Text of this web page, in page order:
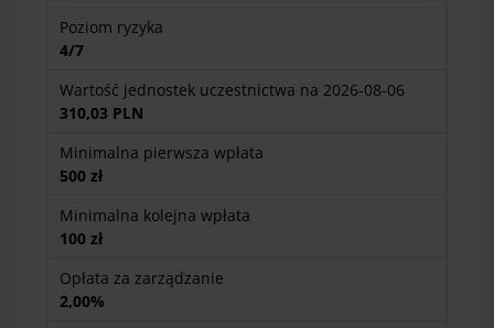
Poziom ryzyka
4/7
Wartość jednostek uczestnictwa na 2026-08-06
310,03 PLN
Minimalna pierwsza wpłata
500 zł
Minimalna kolejna wpłata
100 zł
Opłata za zarządzanie
2,00%